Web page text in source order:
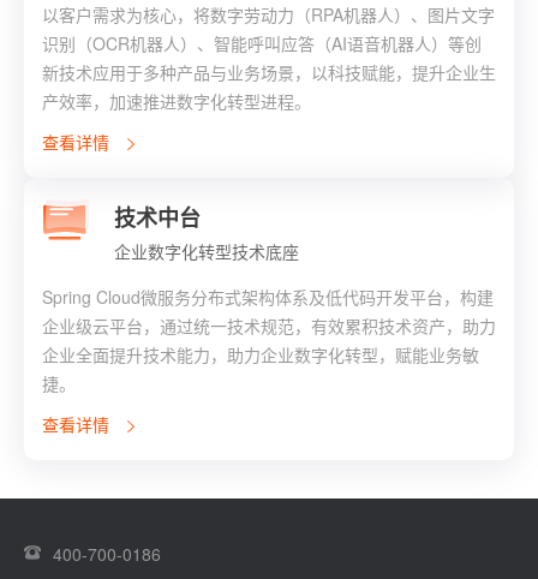
以客户需求为核心，将数字劳动力（RPA机器人）、图片文字
识别（OCR机器人）、智能呼叫应答（AI语音机器人）等创
新技术应用于多种产品与业务场景，以科技赋能，提升企业生
产效率，加速推进数字化转型进程。
查看详情
技术中台
企业数字化转型技术底座
Spring Cloud微服务分布式架构体系及低代码开发平台，构建
企业级云平台，通过统一技术规范，有效累积技术资产，助力
企业全面提升技术能力，助力企业数字化转型，赋能业务敏
捷。
查看详情
400-700-0186